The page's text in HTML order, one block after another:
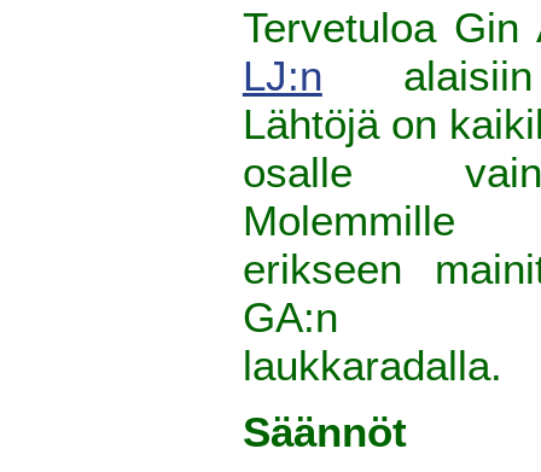
Tervetuloa Gin
LJ:n alaisiin
Lähtöjä on
osalle vain
Molemmille
erikseen
GA:n
laukkaradalla.
Säännöt